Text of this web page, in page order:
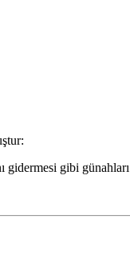
gidermesi gibi